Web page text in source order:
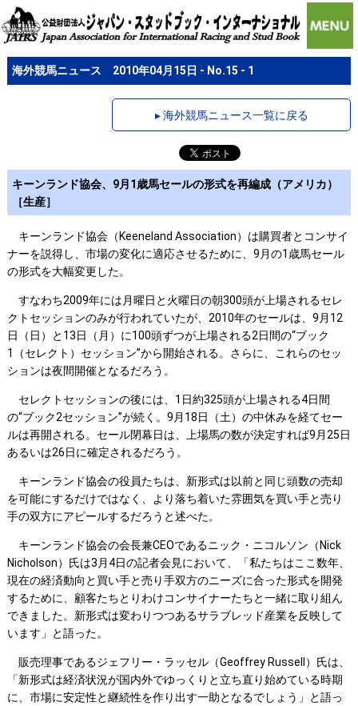
海外競馬ニュース 2010年04月15日 - No.15 - 1
▸ 海外競馬ニュース一覧に戻る
キーンランド協会、9月1歳馬セールの形式を再編成（アメリカ）
［生産］
キーンランド協会（Keeneland Association）は購買者とコンサイ
ナーを説得し、市場の変化に適応させるために、9月の1歳馬セール
の形式を大幅変更した。
すなわち2009年には月曜日と火曜日の朝300頭が上場されるセレ
クトセッションのみが行われていたが、2010年のセールは、9月12
日（日）と13日（月）に100頭ずつが上場される2日間の“ブック
1（セレクト）セッション”から開始される。さらに、これらのセッ
ションは夜間開催となるだろう。
セレクトセッションの後には、1日約325頭が上場される4日間
の“ブック2セッション”が続く。9月18日（土）の中休みを経てセー
ルは再開される。セール閉幕日は、上場馬の数が決定すれば9月25日
あるいは26日に確定されるだろう。
キーンランド協会の役員たちは、新形式は以前と同じ頭数の売却
を可能にするだけではなく、より落ち着いた雰囲気を買い手と売り
手の双方にアピールするだろうと述べた。
キーンランド協会の会長兼CEOであるニック・ニコルソン（Nick
Nicholson）氏は3月4日の記者会見において、「私たちはここ数年、
現在の経済動向と買い手と売り手双方のニーズに合った形式を開発
するために、顧客たちとりわけコンサイナーたちと一緒に取り組ん
できました。新形式は変わりつつあるサラブレッド産業を反映して
います」と語った。
販売理事であるジェフリー・ラッセル（Geoffrey Russell）氏は、
「新形式は経済状況が国内外でゆっくりと立ち直り始めている時期
に、市場に安定性と継続性を作り出す一助となるでしょう」と語っ